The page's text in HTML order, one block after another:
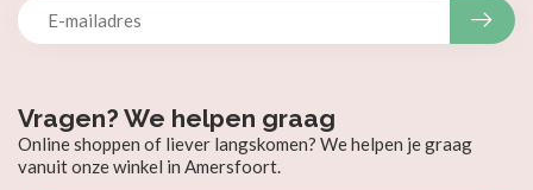
Vragen? We helpen graag
Online shoppen of liever langskomen? We helpen je graag
vanuit onze winkel in Amersfoort.